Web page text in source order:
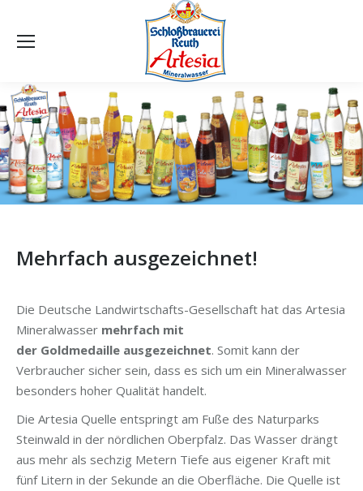
Mehrfach ausgezeichnet!
Die Deutsche Landwirtschafts-Gesellschaft hat das Artesia
Mineralwasser mehrfach mit
der Goldmedaille ausgezeichnet. Somit kann der
Verbraucher sicher sein, dass es sich um ein Mineralwasser
besonders hoher Qualität handelt.
Die Artesia Quelle entspringt am Fuße des Naturparks
Steinwald in der nördlichen Oberpfalz. Das Wasser drängt
aus mehr als sechzig Metern Tiefe aus eigener Kraft mit
fünf Litern in der Sekunde an die Oberfläche. Die Quelle ist